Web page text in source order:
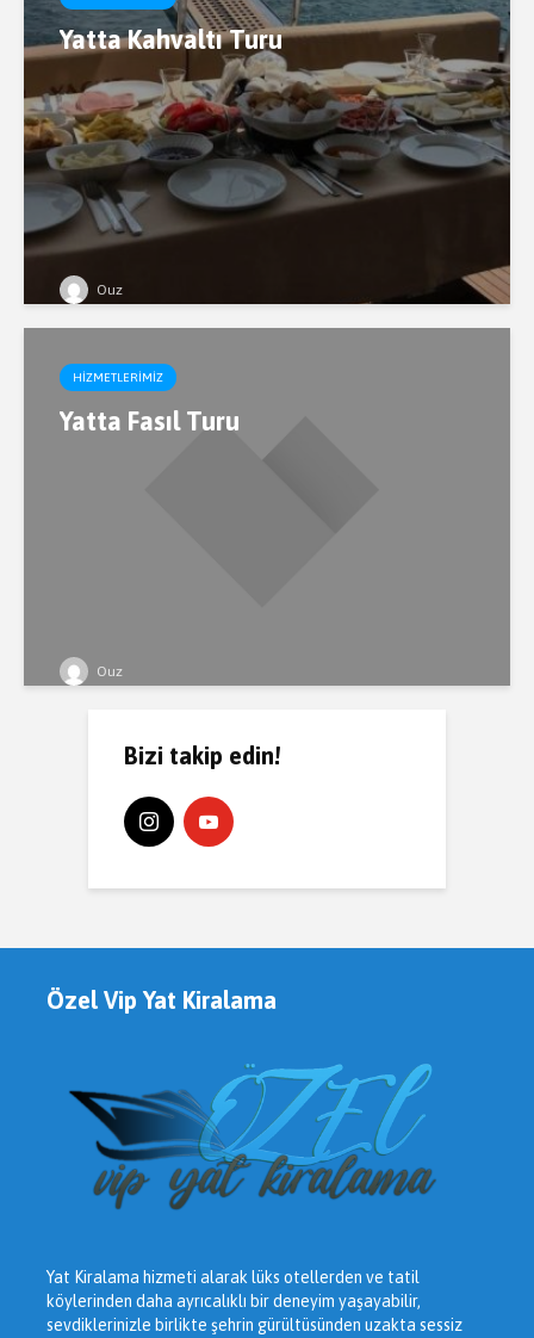
Yatta Kahvaltı Turu
Ouz
HIZMETLERIMIZ
Yatta Fasıl Turu
Ouz
Bizi takip edin!
Özel Vip Yat Kiralama
Yat Kiralama hizmeti alarak lüks otellerden ve tatil
köylerinden daha ayrıcalıklı bir deneyim yaşayabilir,
sevdiklerinizle birlikte şehrin gürültüsünden uzakta sessiz